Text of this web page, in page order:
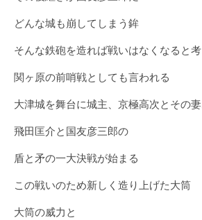
どんな城も崩してしまう鉾
そんな鉄砲を造れば戦いはなくなると
関ヶ原の前哨戦としても言われる
大津城を舞台に城主、京極高次とその
飛田匡介と国友彦三郎の
盾と矛の一大決戦が始まる
この戦いのため新しく造り上げた大筒
大筒の威力と